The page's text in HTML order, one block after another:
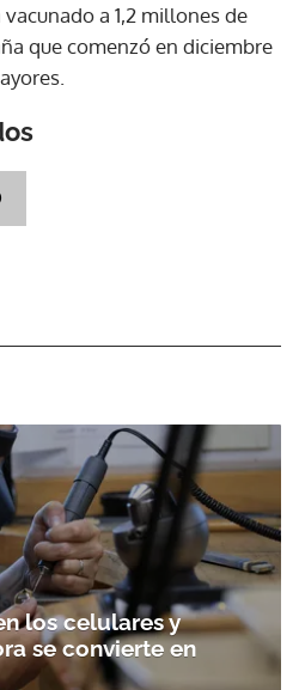
a 1,2 millones de
que comenzó en diciembre
los celulares y
se convierte en